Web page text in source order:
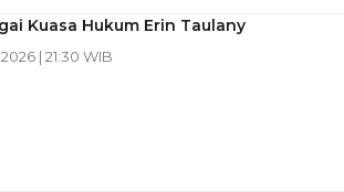
Kuasa Hukum Erin Taulany
| 21:30 WIB